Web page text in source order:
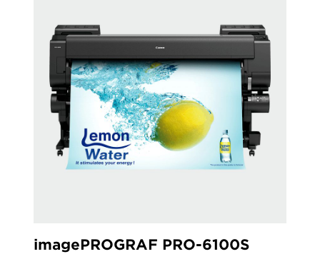
imagePROGRAF PRO-6100S